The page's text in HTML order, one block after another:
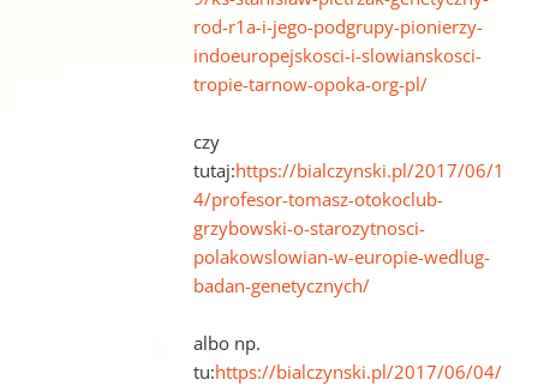
rod-r1a-i-jego-podgrupy-pionierzy-
indoeuropejskosci-i-slowianskosci-
tropie-tarnow-opoka-org-pl/
czy
tutaj:https://bialczynski.pl/2017/06/1
4/profesor-tomasz-otokoclub-
grzybowski-o-starozytnosci-
polakowslowian-w-europie-wedlug-
badan-genetycznych/
albo np.
tu:https://bialczynski.pl/2017/06/04/